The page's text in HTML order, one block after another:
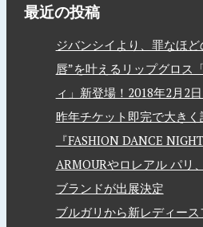
最近の投稿
ジバンシイより、罪なほ
唇”を叶えるリップグロス
ィ」新登場！2018年2月2
昨年チケット即完で大き
『FASHION DANCE
ARMOURやロレアル パリ
ブランドが出展決定
ブルガリから新レディー